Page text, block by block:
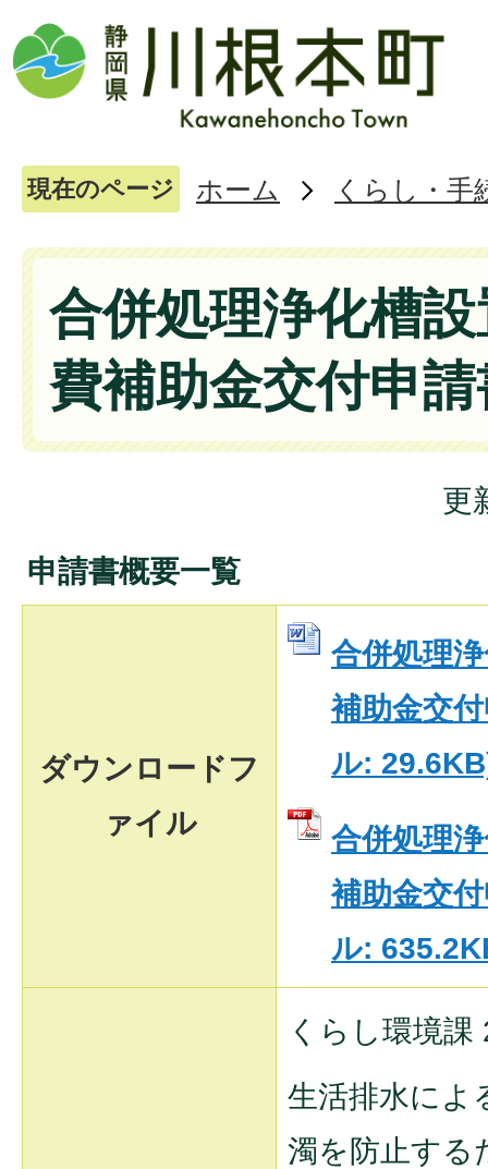
現在のページ ホーム くらし・手
合併処理浄化槽
費補助金交付申
更
申請書概要一覧
ダウンロードフ
ァイル
合併処理
補助金交
ル:
合併処理
補助金交
ル:
くらし環境
生活排水によ
濁を防止する